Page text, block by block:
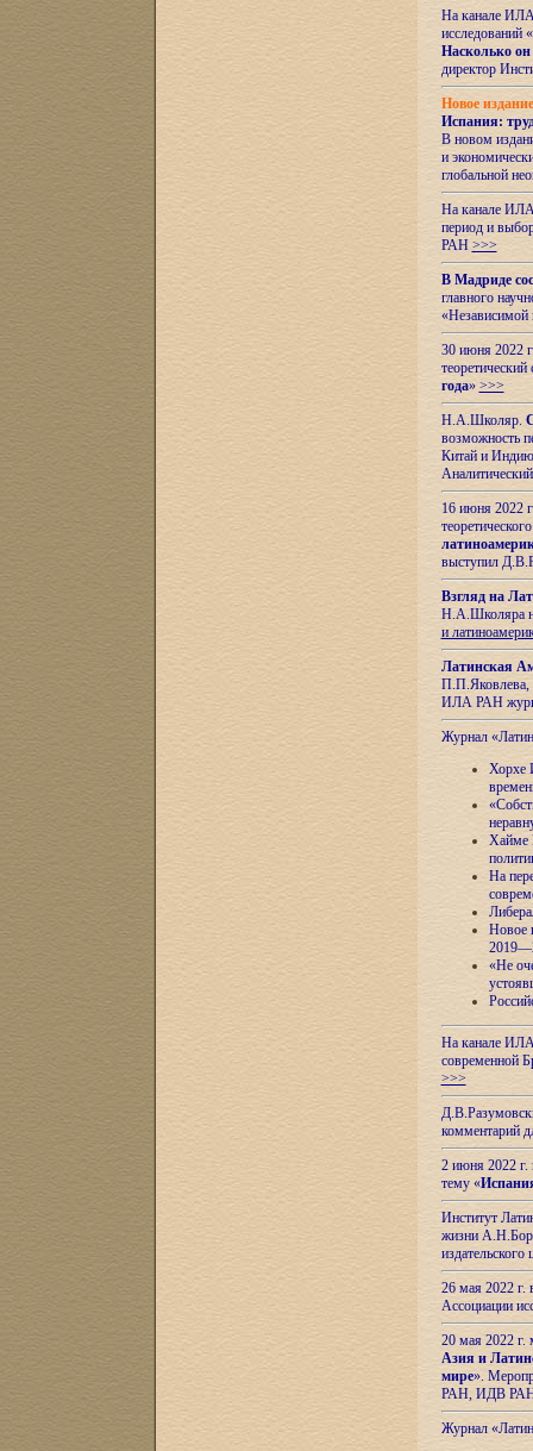
На канале ИЛА
исследований «
Насколько он
директор
Новое
Испания:
В новом
и
глобальной
На канале
период и
РАН >>>
В Мадриде
главного
«Независимой
30 июня 2022
года» >>>
Н.А.Школяр.
возможность
Китай и
16 июня 2022
выступил
Взгляд на
Н.А.Школяра
и
Латинская
П.П.Яковлева,
ИЛА РАН
Журнал
Хорхе
Хайме
На
Новое
«Не
На канале ИЛА
современной
>>>
комментарий
2 июня 2022 г.
тему «
Институт
жизни
26 мая 2022
Ассоциации
20 мая 2022
Азия и
мире».
РАН, ИДВ
Журнал